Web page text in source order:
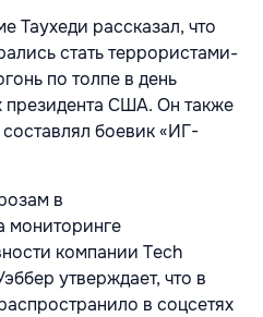
Таухеди рассказал, что
стать террористами-
по толпе в день
президента США. Он также
боевик «ИГ-
в
мониторинге
компании Tech
утверждает, что в
в соцсетях